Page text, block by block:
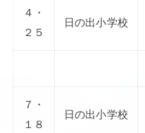
４・
２５
日の出小学校
７・
１８
日の出小学校